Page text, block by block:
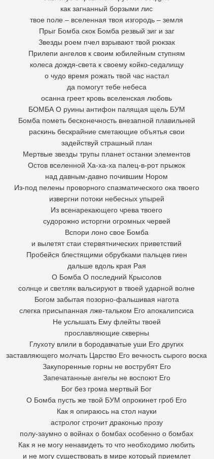
как загнанный борзыми лис
твое поле – вселенная твоя изгородь – земля
Прыг Бомба скок Бомба резвый зиг и заг
Звезды роем пчел взрывают твой рюкзак
Прилепи ангелов к своим юбилейным ступням
колеса дождя-света к своему койко-седалищу
о чудо время рожать твой час настал
да помогут тебе небеса
осанна греет кровь вселенская любовь
БОМБА О руины антифон палящая щель БУМ
Бомба пометь бесконечность внезапной плавильней
раскинь бескрайние сметающие объятья свои
задействуй страшный план
Мертвые звезды трупы планет останки элементов
Остов вселенной Ха-ха-ха палец-в-рот прыжок
над давным-давно почившим Нором
Из-под пелены проворного спазматического ока твоего
извергни потоки небесных упырей
Из всенарекающего чрева твоего
судорожно исторгни огромных червей
Вспори лоно свое Бомба
и вылетят стаи стервятнических приветствий
Пробейся блестящими обрубками пальцев гиен
дальше вдоль края Рая
О Бомба О последний Крысолов
солнце и светляк вальсируют в твоей ударной волне
Богом забытая позорно-фальшивая нагота
слегка присыпанная лже-тальком Его апокалипсиса
Не услышать Ему флейты твоей
прославляющие скверны
Глухоту влили в бородавчатые уши Его других
заставляющего молчать Царство Его вечность сырого воска
Закупоренные горны не вострубят Его
Запечатанные ангелы не воспоют Его
Бог без грома мертвый Бог
О Бомба пусть же твой БУМ опрокинет гроб Его
Как я опираюсь на стол науки
астролог строчит драконью прозу
полу-заумно о войнах о бомбах особенно о бомбах
Как я не могу ненавидеть то что необходимо любить
и не могу существовать в мире который приемлет